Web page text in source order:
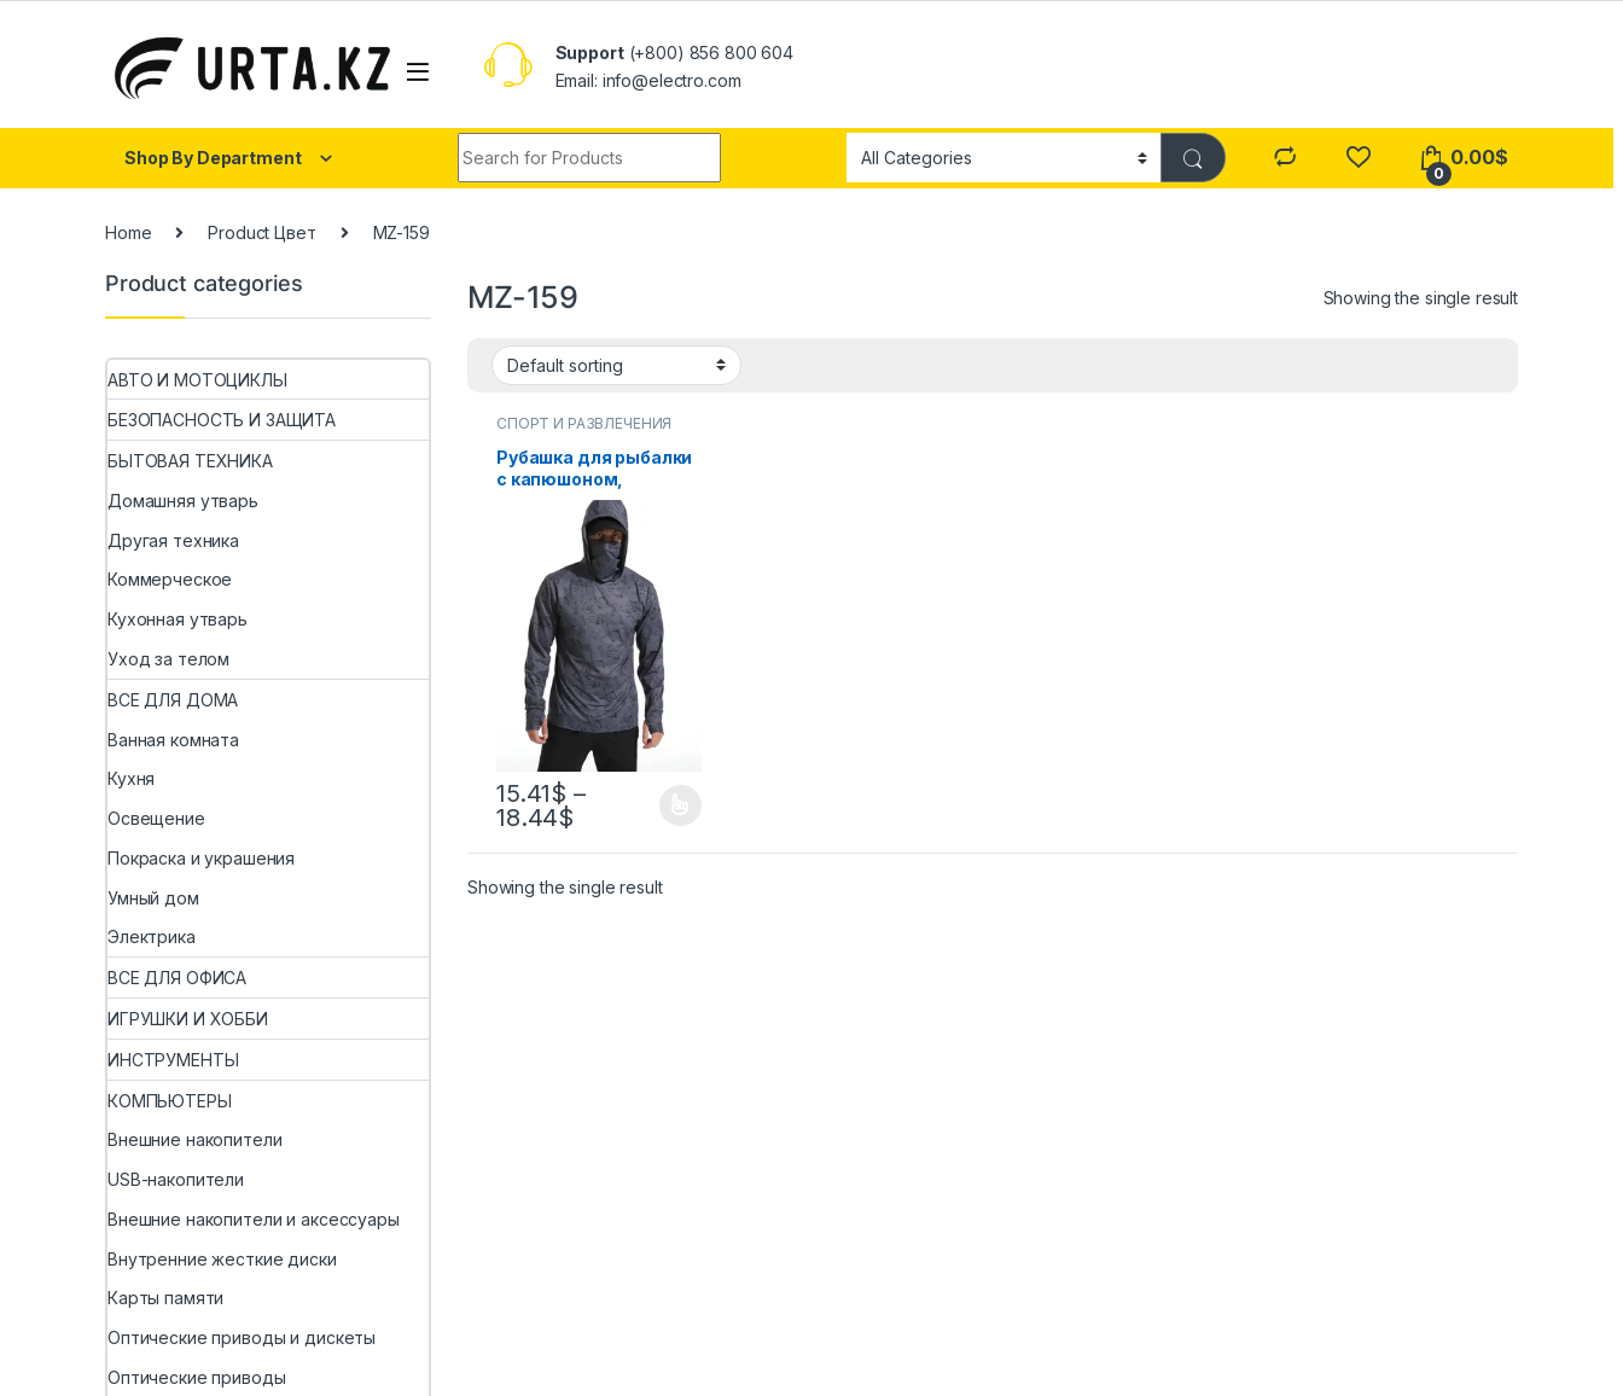
Support(+800) 856 800 604
Email: info@electro.com
Shop By Department
0
0.00$
Home Product Цвет MZ-159
MZ-159 Showing the single result
СПОРТ И РАЗВЛЕЧЕНИЯ
Рубашка для рыбалки
с капюшоном,
мужская одежда для
рыбалки, уличная
летняя маска,
толстовка с
капюшоном, защита
от солнца и
ультрафиолета,
Джерси для
выступлений
15.41$ –
18.44$
Showing the single result
Product categories
АВТО И МОТОЦИКЛЫ
БЕЗОПАСНОСТЬ И ЗАЩИТА
БЫТОВАЯ ТЕХНИКА
Домашняя утварь
Другая техника
Коммерческое
Кухонная утварь
Уход за телом
ВСЕ ДЛЯ ДОМА
Ванная комната
Кухня
Освещение
Покраска и украшения
Умный дом
Электрика
ВСЕ ДЛЯ ОФИСА
ИГРУШКИ И ХОББИ
ИНСТРУМЕНТЫ
КОМПЬЮТЕРЫ
Внешние накопители
USB-накопители
Внешние накопители и аксессуары
Внутренние жесткие диски
Карты памяти
Оптические приводы и дискеты
Оптические приводы